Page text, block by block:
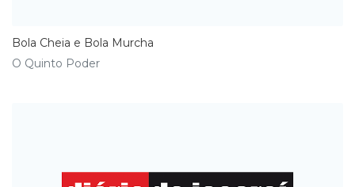
Bola Cheia e Bola Murcha
O Quinto Poder